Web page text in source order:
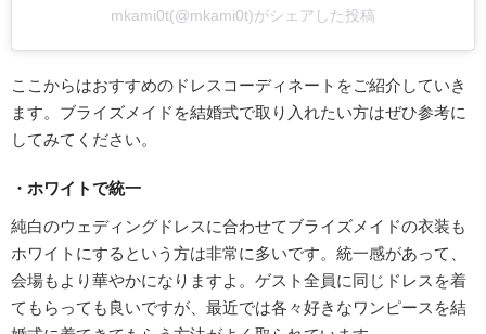
mkami0t(@mkami0t)がシェアした投稿
ここからはおすすめのドレスコーディネートをご紹介していき
ます。ブライズメイドを結婚式で取り入れたい方はぜひ参考に
してみてください。
・ホワイトで統一
純白のウェディングドレスに合わせてブライズメイドの衣装も
ホワイトにするという方は非常に多いです。統一感があって、
会場もより華やかになりますよ。ゲスト全員に同じドレスを着
てもらっても良いですが、最近では各々好きなワンピースを結